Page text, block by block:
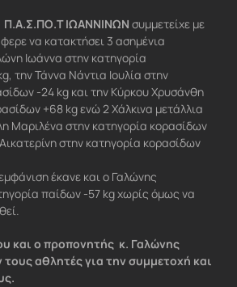
ΙΩΑΝΝΙΝΩΝ συμμετείχε με
να κατακτήσει 3 ασημένια
Ιωάννα στην κατηγορία
την Τάννα Νάντια Ιουλία στην
-24 kg και την Κύρκου Χρυσάνθη
+68 kg ενώ 2 Χάλκινα μετάλλια
Μαριλένα στην κατηγορία κορασίδων
στην κατηγορία κορασίδων
έκανε και ο Γαλώνης
παίδων -57 kg χωρίς όμως να
και ο προπονητής κ. Γαλώνης
αθλητές για την συμμετοχή και